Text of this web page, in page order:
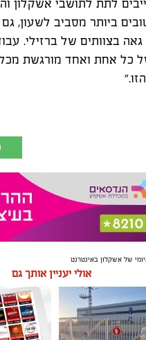
לתת לתושבי אשקלון
ביותר מסביב לשעון,
גאה בצוותים של ברזילי.
כל אחת ואחד מורגשת
של אשקלון באינטרנט
אולי יעניין אותך גם